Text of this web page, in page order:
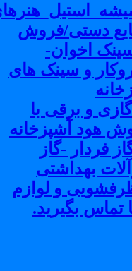
دستی/فروش
اخوان-
و سینک های
و برقی با
هود آشپزخانه
-گاز
بهداشتی
و لوازم
بگیرید.